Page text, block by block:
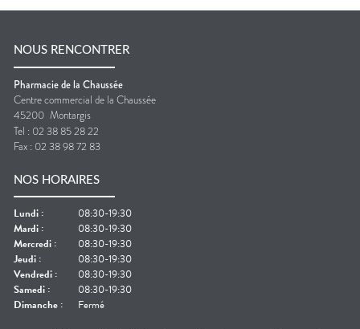
NOUS RENCONTRER
Pharmacie de la Chaussée
Centre commercial de la Chaussée
45200 Montargis
Tel : 02 38 85 28 22
Fax : 02 38 98 72 83
NOS HORAIRES
Lundi :
08:30-19:30
Mardi :
08:30-19:30
Mercredi :
08:30-19:30
Jeudi :
08:30-19:30
Vendredi :
08:30-19:30
Samedi :
08:30-19:30
Dimanche : Fermé